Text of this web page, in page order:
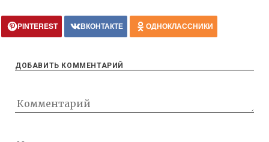
PINTEREST ВКОНТАКТЕ ОДНОКЛАССНИКИ
ДОБАВИТЬ КОММЕНТАРИЙ